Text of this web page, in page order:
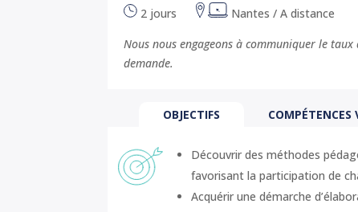
2 jours
Nantes / A distance
Nous nous engageons à communiquer le
demande.
OBJECTIFS COMPÉTENCES
Découvrir des méthodes
favorisant la participation de
Acquérir une démarche